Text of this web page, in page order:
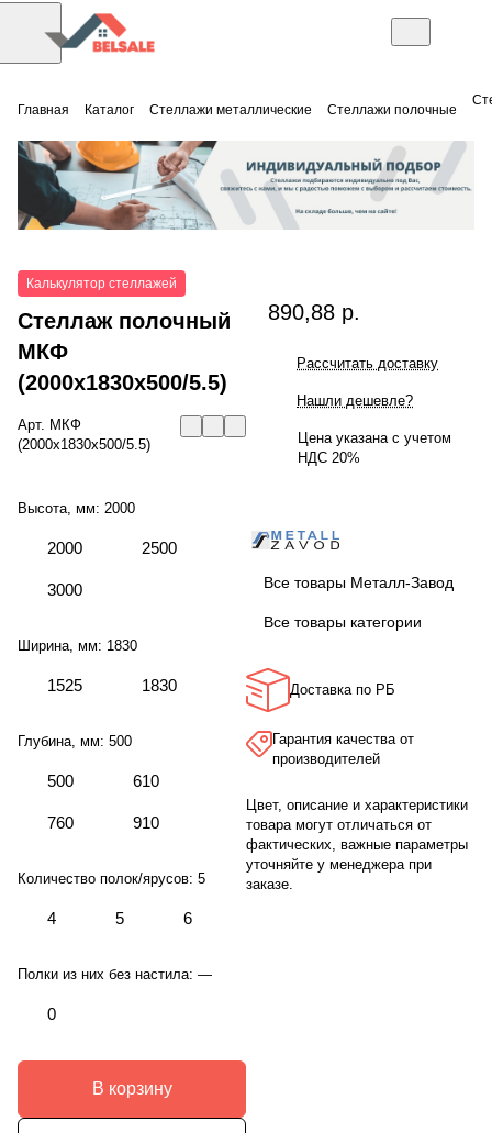
Главная Каталог Стеллажи металлические Стеллажи полочные
Калькулятор стеллажей
Стеллаж полочный
МКФ
(2000x1830x500/5.5)
Арт. МКФ
(2000x1830x500/5.5)
Высота, мм: 2000
2000 2500
3000
Ширина, мм: 1830
1525 1830
Глубина, мм: 500
500 610
760 910
Количество полок/ярусов: 5
4 5 6
Полки из них без настила: —
0
В корзину
890,88 р.
Рассчитать доставку
Нашли дешевле?
Цена указана с учетом
НДС 20%
Все товары Металл-Завод
Все товары категории
Доставка по РБ
Гарантия качества от
производителей
Цвет, описание и характеристики
товара могут отличаться от
фактических, важные параметры
уточняйте у менеджера при
заказе.